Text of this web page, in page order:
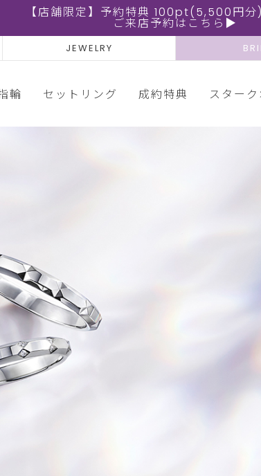
【店舗限定】予約特典 100pt(5,500円分
ご来店予約はこちら▶
JEWELRY
輪 セットリング 成約特典 スター